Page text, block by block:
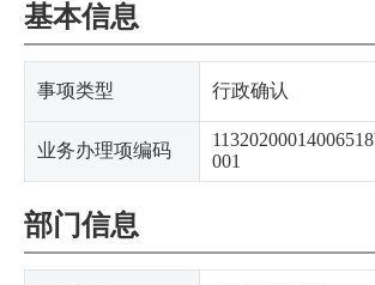
基本信息
事项类型 行政确认
业务办理项编码
001
部门信息